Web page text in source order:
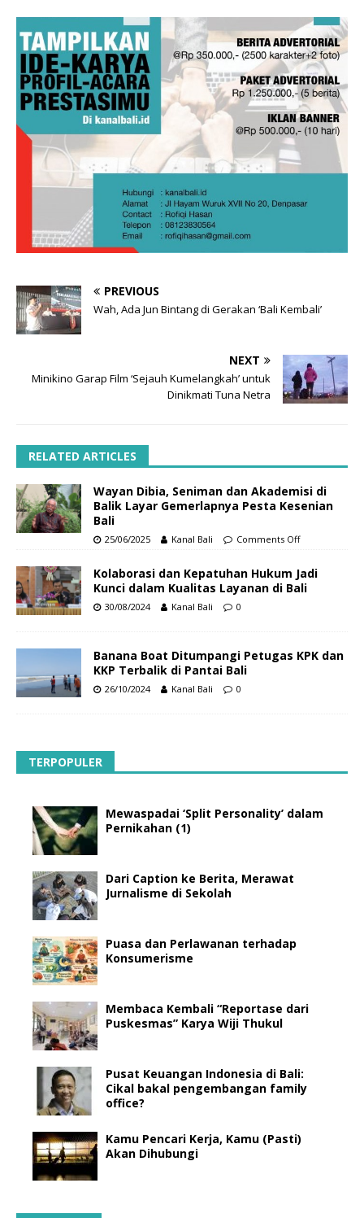
PREVIOUS
Wah, Ada Jun Bintang di Gerakan ‘Bali Kembali’
NEXT
Minikino Garap Film ‘Sejauh Kumelangkah’ untuk
Dinikmati Tuna Netra
RELATED ARTICLES
Wayan Dibia, Seniman dan Akademisi di
Balik Layar Gemerlapnya Pesta Kesenian
Bali
25/06/2025 Kanal Bali Comments Off
Kolaborasi dan Kepatuhan Hukum Jadi
Kunci dalam Kualitas Layanan di Bali
30/08/2024 Kanal Bali 0
Banana Boat Ditumpangi Petugas KPK dan
KKP Terbalik di Pantai Bali
26/10/2024 Kanal Bali 0
TERPOPULER
Mewaspadai ‘Split Personality’ dalam
Pernikahan (1)
Dari Caption ke Berita, Merawat
Jurnalisme di Sekolah
Puasa dan Perlawanan terhadap
Konsumerisme
Membaca Kembali “Reportase dari
Puskesmas” Karya Wiji Thukul
Pusat Keuangan Indonesia di Bali:
Cikal bakal pengembangan family
office?
Kamu Pencari Kerja, Kamu (Pasti)
Akan Dihubungi